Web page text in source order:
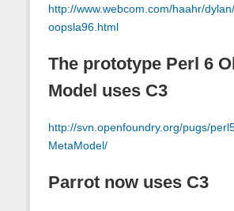
http://www.webcom.com/haahr/
oopsla96.html
The prototype Perl 6
Model uses C3
http://svn.openfoundry.org/pugs/
MetaModel/
Parrot now uses C3